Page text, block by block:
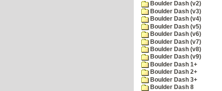
Boulder Dash (v2)
Boulder Dash (v3)
Boulder Dash (v4)
Boulder Dash (v5)
Boulder Dash (v6)
Boulder Dash (v7)
Boulder Dash (v8)
Boulder Dash (v9)
Boulder Dash 1+
Boulder Dash 2+
Boulder Dash 3+
Boulder Dash 8